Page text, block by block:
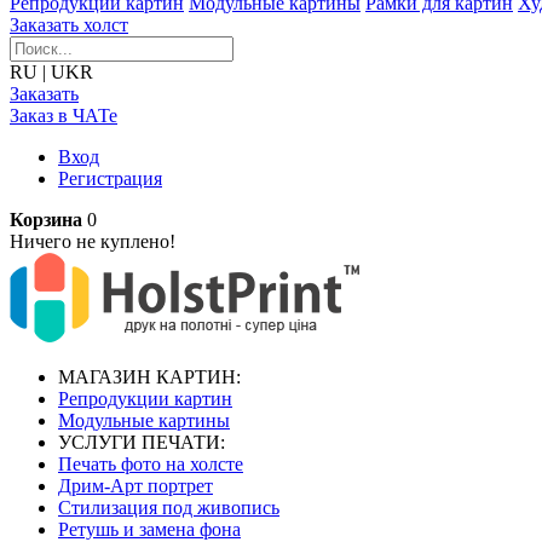
Заказать холст
RU | UKR
Заказать
Заказ в ЧАТе
Вход
Регистрация
Корзина 0
Ничего не куплено!
МАГАЗИН КАРТИН:
Репродукции картин
Модульные картины
УСЛУГИ ПЕЧАТИ:
Печать фото на холсте
Дрим-Арт портрет
Стилизация под живопись
Ретушь и замена фона